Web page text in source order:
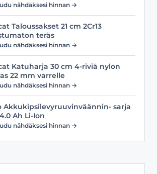
nähdäksesi hinnan →
Taloussakset 21 cm 2Cr13
teräs
nähdäksesi hinnan →
Katuharja 30 cm 4-riviä nylon
22 mm varrelle
nähdäksesi hinnan →
Akkukipsilevyruuvinväännin- sarja
Ah Li-Ion
nähdäksesi hinnan →